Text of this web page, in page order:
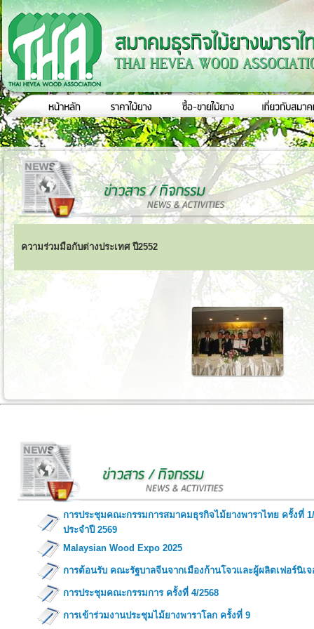
ความร่วมมือกับต่างประเทศ ปี2552
การประชุมคณะกรรมการสมาคมธุรกิจไม้ยางพาราไทย ครั้งที่
ประจำปี 2569
Malaysian Wood Expo 2025
การต้อนรับ คณะรัฐบาลจีนจากเมืองก้านโจวและผู้ผลิตเฟอร์นิเ
การประชุมคณะกรรมการ ครั้งที่ 4/2568
การเข้าร่วมงานประชุมไม้ยางพาราโลก ครั้งที่ 9